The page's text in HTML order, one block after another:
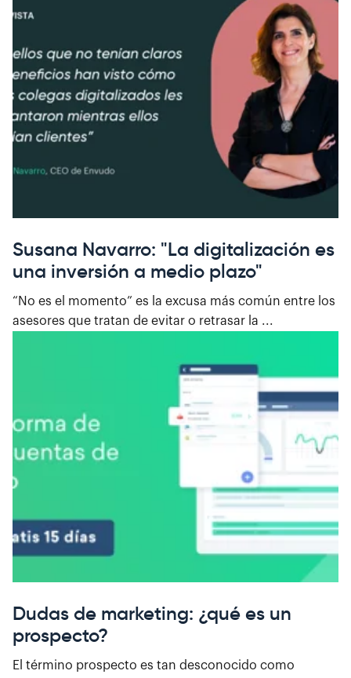
Susana Navarro: "La digitalización es
una inversión a medio plazo"
“No es el momento” es la excusa más común entre los
asesores que tratan de evitar o retrasar la ...
Dudas de marketing: ¿qué es un
prospecto?
El término prospecto es tan desconocido como